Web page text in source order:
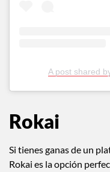
A post shared
Rokai
Si tienes ganas de un
Rokai es la opción